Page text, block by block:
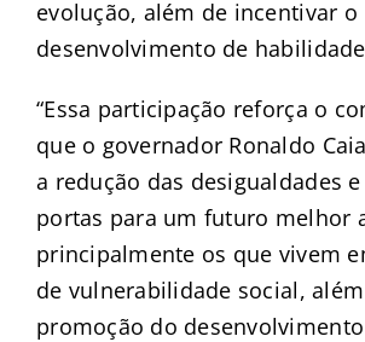
evolução, além de incentivar o
desenvolvimento de
“Essa participação reforça o
que o governador Ronaldo
a redução das desigualdades
portas para um futuro melhor
principalmente os que vivem
de vulnerabilidade social,
promoção do